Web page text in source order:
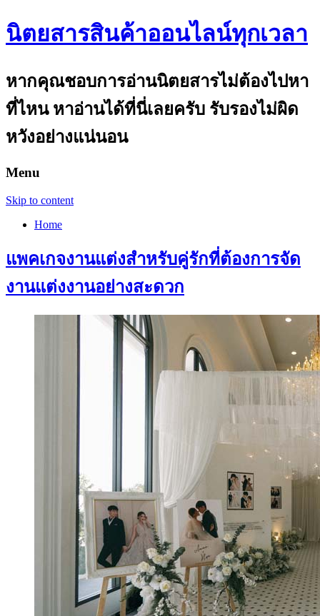
นิตยสารสินค้าออนไลน์ทุกเวลา
หากคุณชอบการอ่านนิตยสารไม่ต้องไปหา
ที่ไหน หาอ่านได้ที่นี่เลยครับ รับรองไม่ผิด
หวังอย่างแน่นอน
Menu
Skip to content
Home
แพคเกจงานแต่งสำหรับคู่รักที่ต้องการจัด
งานแต่งงานอย่างสะดวก